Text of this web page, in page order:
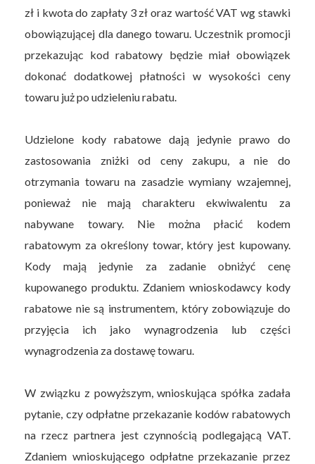
zł i kwota do zapłaty 3 zł oraz wartość VAT wg stawki
obowiązującej dla danego towaru. Uczestnik promocji
przekazując kod rabatowy będzie miał obowiązek
dokonać dodatkowej płatności w wysokości ceny
towaru już po udzieleniu rabatu.
Udzielone kody rabatowe dają jedynie prawo do
zastosowania zniżki od ceny zakupu, a nie do
otrzymania towaru na zasadzie wymiany wzajemnej,
ponieważ nie mają charakteru ekwiwalentu za
nabywane towary. Nie można płacić kodem
rabatowym za określony towar, który jest kupowany.
Kody mają jedynie za zadanie obniżyć cenę
kupowanego produktu. Zdaniem wnioskodawcy kody
rabatowe nie są instrumentem, który zobowiązuje do
przyjęcia ich jako wynagrodzenia lub części
wynagrodzenia za dostawę towaru.
W związku z powyższym, wnioskująca spółka zadała
pytanie, czy odpłatne przekazanie kodów rabatowych
na rzecz partnera jest czynnością podlegającą VAT.
Zdaniem wnioskującego odpłatne przekazanie przez